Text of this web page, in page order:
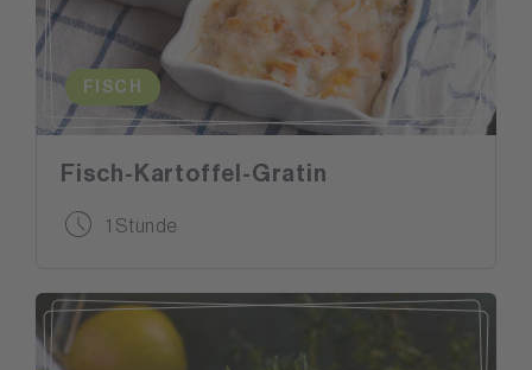
FISCH
Fisch-Kartoffel-Gratin
1 Stunde